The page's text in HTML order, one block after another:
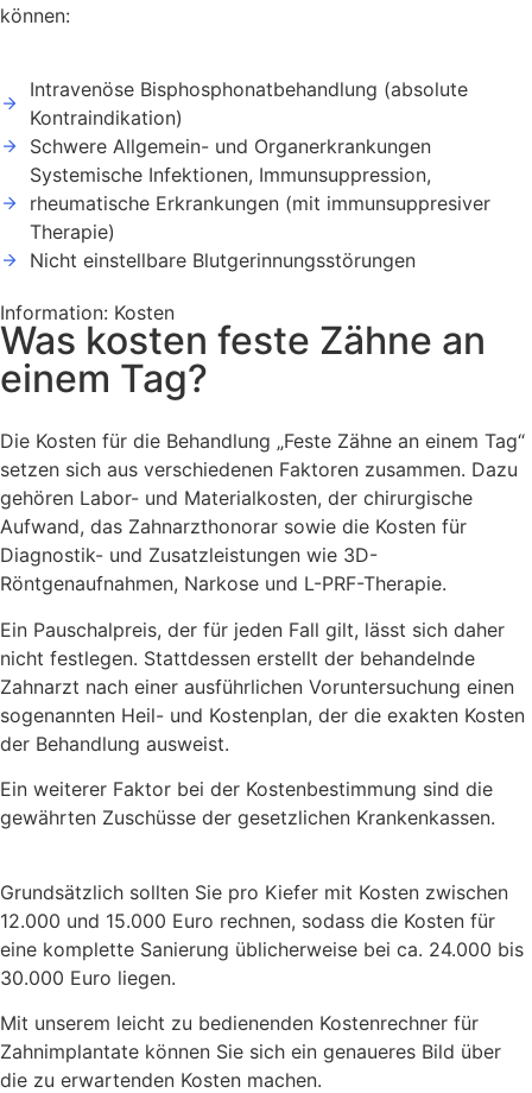
können:
Intravenöse Bisphosphonatbehandlung (absolute
Kontraindikation)
Schwere Allgemein- und Organerkrankungen
Systemische Infektionen, Immunsuppression,
rheumatische Erkrankungen (mit immunsuppresiver
Therapie)
Nicht einstellbare Blutgerinnungsstörungen
Information: Kosten
Was kosten feste Zähne an
einem Tag?
Die Kosten für die Behandlung „Feste Zähne an einem Tag“
setzen sich aus verschiedenen Faktoren zusammen. Dazu
gehören Labor- und Materialkosten, der chirurgische
Aufwand, das Zahnarzthonorar sowie die Kosten für
Diagnostik- und Zusatzleistungen wie 3D-
Röntgenaufnahmen, Narkose und L-PRF-Therapie.
Ein Pauschalpreis, der für jeden Fall gilt, lässt sich daher
nicht festlegen. Stattdessen erstellt der behandelnde
Zahnarzt nach einer ausführlichen Voruntersuchung einen
sogenannten Heil- und Kostenplan, der die exakten Kosten
der Behandlung ausweist.
Ein weiterer Faktor bei der Kostenbestimmung sind die
gewährten Zuschüsse der gesetzlichen Krankenkassen.
Grundsätzlich sollten Sie pro Kiefer mit Kosten zwischen
12.000 und 15.000 Euro rechnen, sodass die Kosten für
eine komplette Sanierung üblicherweise bei ca. 24.000 bis
30.000 Euro liegen.
Mit unserem leicht zu bedienenden Kostenrechner für
Zahnimplantate können Sie sich ein genaueres Bild über
die zu erwartenden Kosten machen.